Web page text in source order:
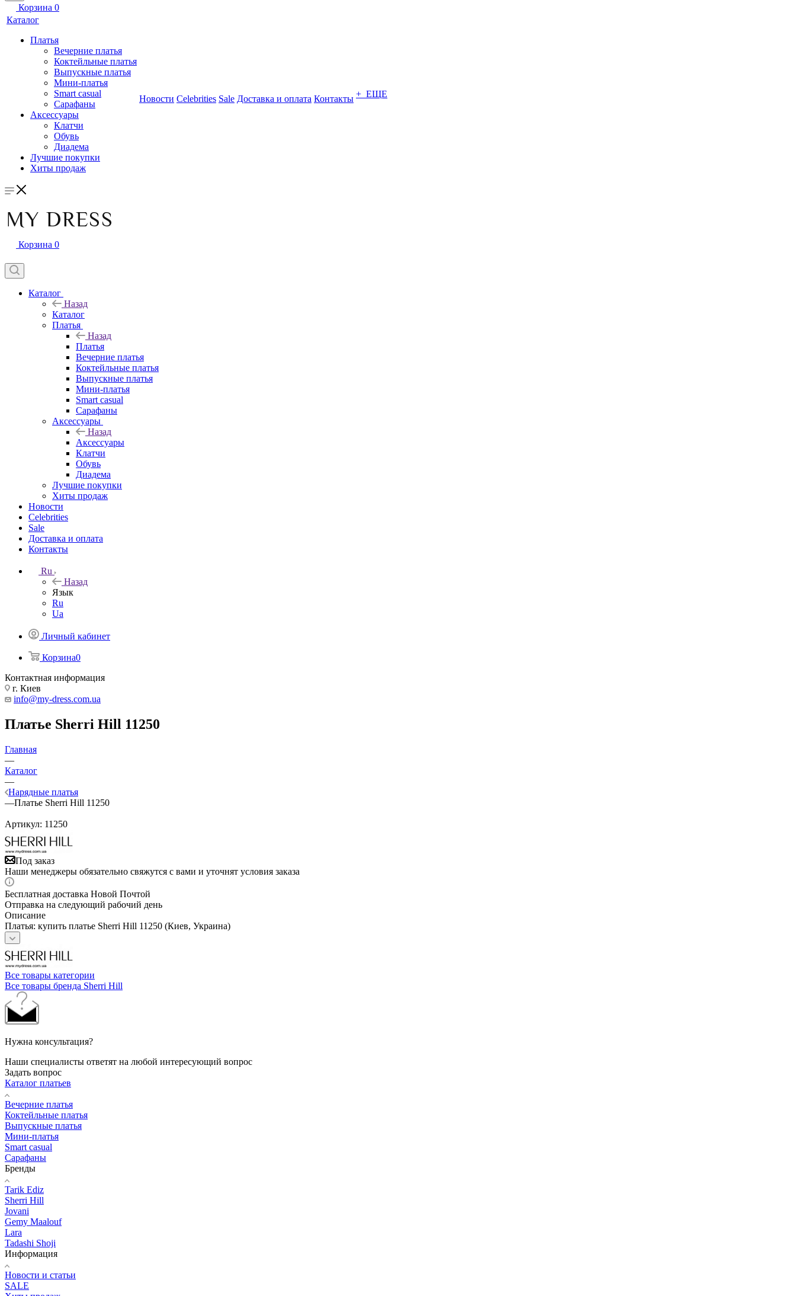
Корзина 0
Каталог
Платья
Вечерние платья
Коктейльные платья
Выпускные платья
Мини-платья
Smart casual
Сарафаны
Аксессуары
Клатчи
Обувь
Диадема
Лучшие покупки
Хиты продаж
Новости Celebrities Sale Доставка и оплата Контакты + ЕЩЕ
Корзина 0
Каталог
Назад
Каталог
Платья
Назад
Платья
Вечерние платья
Коктейльные платья
Выпускные платья
Мини-платья
Smart casual
Сарафаны
Аксессуары
Назад
Аксессуары
Клатчи
Обувь
Диадема
Лучшие покупки
Хиты продаж
Новости
Celebrities
Sale
Доставка и оплата
Контакты
Ru
Назад
Язык
Ru
Ua
Личный кабинет
Корзина0
Контактная информация
г. Киев
info@my-dress.com.ua
Платье Sherri Hill 11250
Главная
—
Каталог
—
Нарядные платья
—Платье Sherri Hill 11250
Артикул: 11250
Под заказ
Наши менеджеры обязательно свяжутся с вами и уточнят условия заказа
Бесплатная доставка Новой Почтой
Отправка на следующий рабочий день
Описание
Платья: купить платье Sherri Hill 11250 (Киев, Украина)
Все товары категории
Все товары бренда Sherri Hill
Нужна консультация?
Наши специалисты ответят на любой интересующий вопрос
Задать вопрос
Каталог платьев
Вечерние платья
Коктейльные платья
Выпускные платья
Мини-платья
Smart casual
Сарафаны
Бренды
Tarik Ediz
Sherri Hill
Jovani
Gemy Maalouf
Lara
Tadashi Shoji
Информация
Новости и статьи
SALE